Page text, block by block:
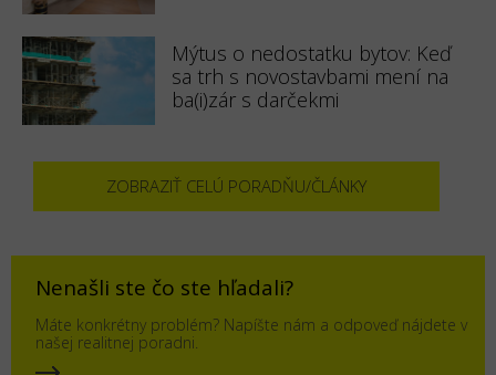
Mýtus o nedostatku bytov: Keď
sa trh s novostavbami mení na
ba(i)zár s darčekmi
ZOBRAZIŤ CELÚ PORADŇU/ČLÁNKY
Nenašli ste čo ste hľadali?
Máte konkrétny problém? Napíšte nám a odpoveď nájdete v
našej realitnej poradni.